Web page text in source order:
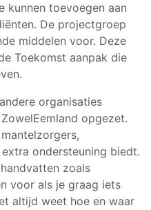
kunnen toevoegen aan
De projectgroep
middelen voor. Deze
Toekomst aanpak die
organisaties
opgezet.
ondersteuning biedt.
zoals
voor als je graag iets
altijd weet hoe en waar